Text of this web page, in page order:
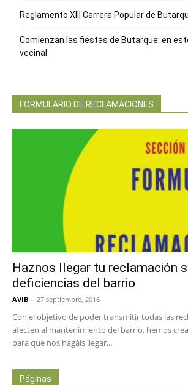
Reglamento XIII Carrera Popular de
Comienzan las fiestas de Butarque: en
vecinal
FORMULARIO DE RECLAMACIONES
Haznos llegar tu reclamación
deficiencias del barrio
AVIB - 27 septiembre, 2016
Con el objetivo de poder transmitir todas las
afecten al mantenimiento del barrio, hemos
para que nos hagáis llegar...
Páginas